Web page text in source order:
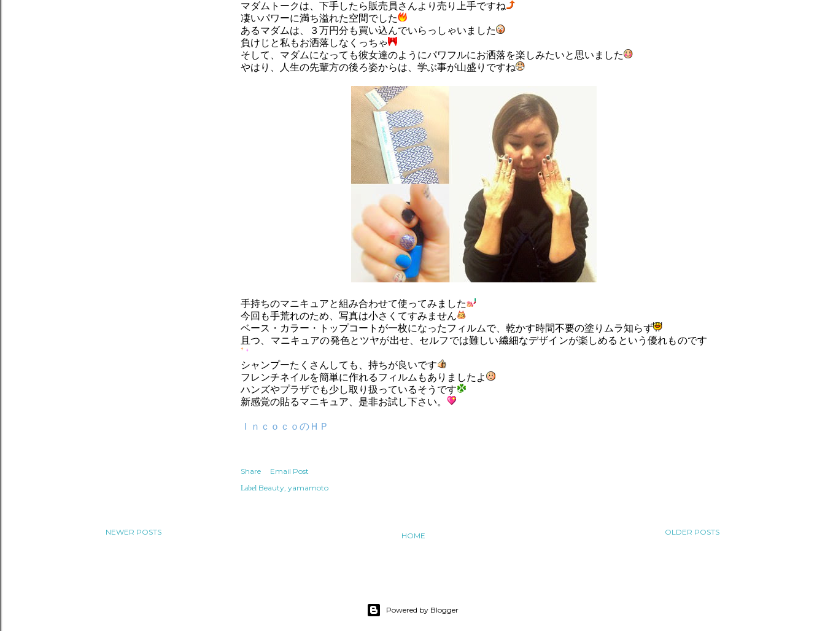
マダムトークは、下手したら販売員さんより売り上手ですね
凄いパワーに満ち溢れた空間でした
あるマダムは、３万円分も買い込んでいらっしゃいました
負けじと私もお洒落しなくっちゃ
そして、マダムになっても彼女達のようにパワフルにお洒落を楽しみたいと思いました
やはり、人生の先輩方の後ろ姿からは、学ぶ事が山盛りですね
手持ちのマニキュアと組み合わせて使ってみました
今回も手荒れのため、写真は小さくてすみません
ベース・カラー・トップコートが一枚になったフィルムで、乾かす時間不要の塗りムラ知らず
且つ、マニキュアの発色とツヤが出せ、セルフでは難しい繊細なデザインが楽しめるという優れものです
シャンプーたくさんしても、持ちが良いです
フレンチネイルを簡単に作れるフィルムもありましたよ
ハンズやプラザでも少し取り扱っているそうです
新感覚の貼るマニキュア、是非お試し下さい。
ＩｎｃｏｃｏのＨＰ
Share Email Post
Label Beauty yamamoto
NEWER POSTS OLDER POSTS
HOME
Powered by Blogger